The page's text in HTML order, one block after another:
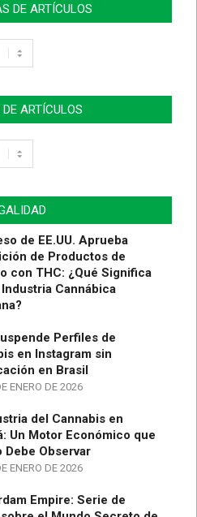
DE ARTÍCULOS
ARTÍCULOS
de EE.UU. Aprueba
de Productos de
con THC: ¿Qué Significa
Industria Cannábica
Perfiles de
en Instagram sin
en Brasil
ENERO DE 2026
del Cannabis en
Un Motor Económico que
Debe Observar
ENERO DE 2026
Empire: Serie de